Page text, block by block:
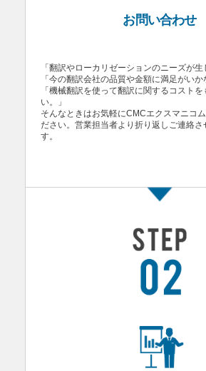
お問い合わせ
「翻訳やローカリゼーションのニーズが生
「今の翻訳会社の品質や金額に満足がいか
「機械翻訳を使って翻訳に関するコスト
い。」
そんなときはお気軽にCMCエクスマニコ
ださい。営業担当者より折り返しご連絡さ
す。